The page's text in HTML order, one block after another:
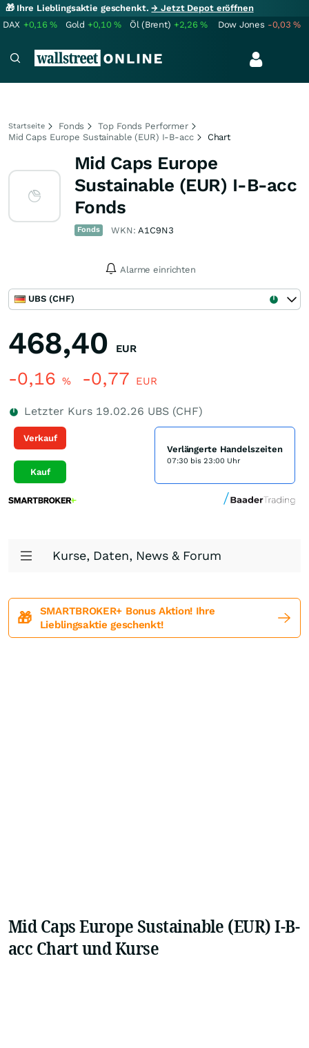
🎁 Ihre Lieblingsaktie geschenkt.→ Jetzt Depot eröffnen
DAX +0,16% Gold +0,10% Öl (Brent) +2,26% Dow Jones -0,03%
Startseite Fonds
Top Fonds Performer
Mid Caps Europe Sustainable (EUR) I-B-acc
Chart
Mid Caps Europe
Sustainable (EUR) I-B-acc
Fonds
Fonds WKN:A1C9N3
Alarme einrichten
UBS (CHF)
468,40 EUR
-0,16 % -0,77 EUR
Letzter Kurs 19.02.26 UBS (CHF)
Verkauf
Kauf
Verlängerte Handelszeiten
07:30 bis 23:00 Uhr
Kurse, Daten, News & Forum
🎁
SMARTBROKER+ Bonus Aktion! Ihre
Lieblingsaktie geschenkt!
Mid Caps Europe Sustainable (EUR) I-B-
acc Chart und Kurse